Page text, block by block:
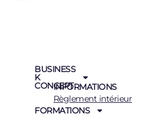
BUSINESS
K
CONCEPT
FORMATIONS
INFORMATIONS
Règlement intérieur